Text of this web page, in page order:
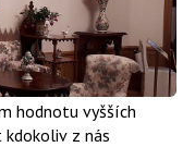
hodnotu vyšších
z nás